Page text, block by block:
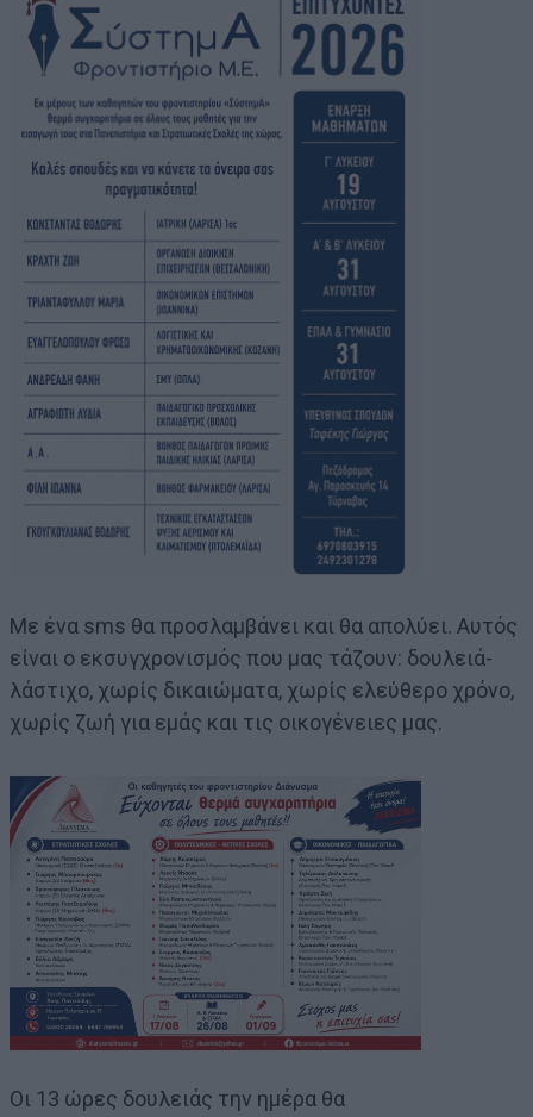
Με ένα sms θα προσλαμβάνει και θα απολύει. Αυτός
είναι ο εκσυγχρονισμός που μας τάζουν: δουλειά-
λάστιχο, χωρίς δικαιώματα, χωρίς ελεύθερο χρόνο,
χωρίς ζωή για εμάς και τις οικογένειες μας.
Οι 13 ώρες δουλειάς την ημέρα θα